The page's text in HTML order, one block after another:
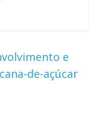
e
de-açúcar